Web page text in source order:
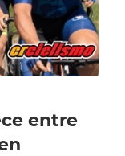
entre